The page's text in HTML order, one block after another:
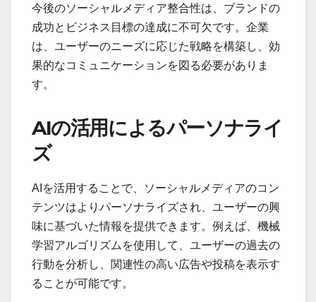
今後のソーシャルメディ
ア整合性の展望は何か
今後のソーシャルメディア整合性は、ブランドの
成功とビジネス目標の達成に不可欠です。企業
は、ユーザーのニーズに応じた戦略を構築し、効
す。
AIの活用によるパーソナライ
ズ